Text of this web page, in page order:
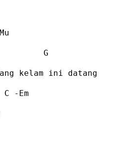
G
kelam ini datang
C -Em